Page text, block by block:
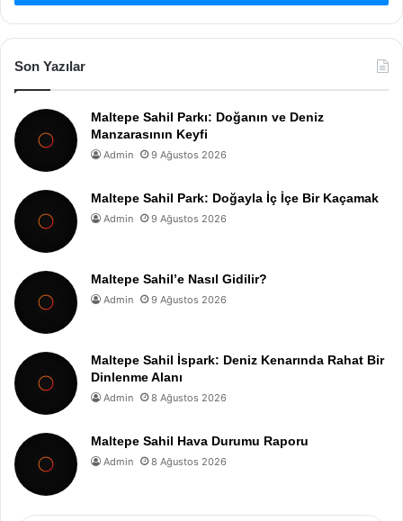
Son Yazılar
Maltepe Sahil Parkı: Doğanın ve Deniz
Manzarasının Keyfi
Admin 9 Ağustos 2026
Maltepe Sahil Park: Doğayla İç İçe Bir Kaçamak
Admin 9 Ağustos 2026
Maltepe Sahil’e Nasıl Gidilir?
Admin 9 Ağustos 2026
Maltepe Sahil İspark: Deniz Kenarında Rahat Bir
Dinlenme Alanı
Admin 8 Ağustos 2026
Maltepe Sahil Hava Durumu Raporu
Admin 8 Ağustos 2026